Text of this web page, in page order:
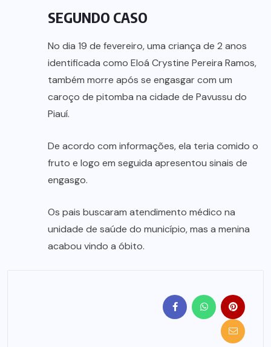
SEGUNDO CASO
No dia 19 de fevereiro, uma criança de 2 anos
identificada como Eloá Crystine Pereira Ramos,
também morre após se engasgar com um
caroço de pitomba na cidade de Pavussu do
Piauí.
De acordo com informações, ela teria comido o
fruto e logo em seguida apresentou sinais de
engasgo.
Os pais buscaram atendimento médico na
unidade de saúde do município, mas a menina
acabou vindo a óbito.